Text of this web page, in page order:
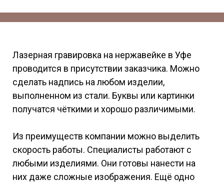
Лазерная гравировка на нержавейке в Уфе
проводится в присутствии заказчика. Можно
сделать надпись на любом изделии,
выполненном из стали. Буквы или картинки
получатся чёткими и хорошо различимыми.
Из преимуществ компании можно выделить
скорость работы. Специалисты работают с
любыми изделиями. Они готовы нанести на
них даже сложные изображения. Ещё одно